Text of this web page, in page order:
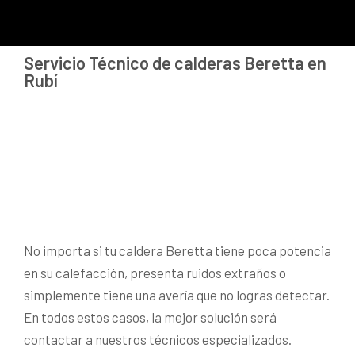
Servicio Técnico de calderas Beretta en
Rubí
No importa si tu caldera Beretta tiene poca potencia
en su calefacción, presenta ruidos extraños o
simplemente tiene una avería que no logras detectar.
En todos estos casos, la mejor solución será
contactar a nuestros técnicos especializados.